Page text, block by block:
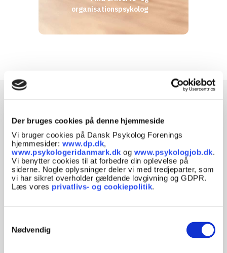
Der bruges cookies på denne hjemmeside
Vi bruger cookies på Dansk Psykolog Forenings
hjemmesider: www.dp.dk,
www.psykologeridanmark.dk og www.psykologjob.dk.
Vi benytter cookies til at forbedre din oplevelse på
siderne. Nogle oplysninger deler vi med tredjeparter, som
vi har sikret overholder gældende lovgivning og GDPR.
Læs vores privatlivs- og cookiepolitik.
Nødvendig
organisationspsykolog
Viden om psykologi
Se vores arkiv med artikler om psykologi.
Artiklerne er skrevet af psykologer, til alle med
interesse for emner som stress, mental
sundhed, angst, traumer og om psykiske lidelser
som fx autisme, ADHD og depression. Indholdet
gældende på udgivelsestidspunktet. Artiklerne